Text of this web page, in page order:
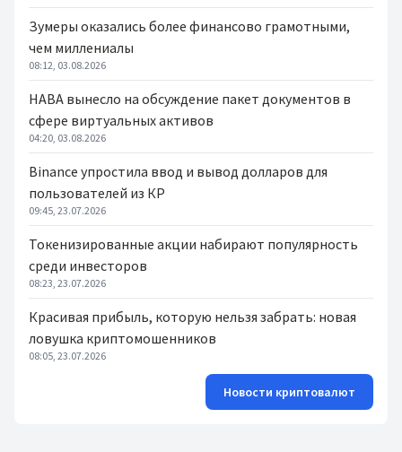
Зумеры оказались более финансово грамотными,
чем миллениалы
08:12, 03.08.2026
НАВА вынесло на обсуждение пакет документов в
сфере виртуальных активов
04:20, 03.08.2026
Binance упростила ввод и вывод долларов для
пользователей из КР
09:45, 23.07.2026
Токенизированные акции набирают популярность
среди инвесторов
08:23, 23.07.2026
Красивая прибыль, которую нельзя забрать: новая
ловушка криптомошенников
08:05, 23.07.2026
Новости криптовалют